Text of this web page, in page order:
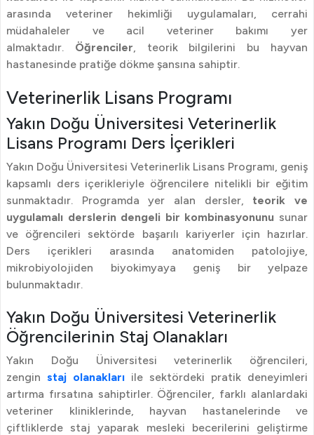
arasında veteriner hekimliği uygulamaları, cerrahi
müdahaleler ve acil veteriner bakımı yer
almaktadır. Öğrenciler, teorik bilgilerini bu hayvan
hastanesinde pratiğe dökme şansına sahiptir.
Veterinerlik Lisans Programı
Yakın Doğu Üniversitesi Veterinerlik
Lisans Programı Ders İçerikleri
Yakın Doğu Üniversitesi Veterinerlik Lisans Programı, geniş
kapsamlı ders içerikleriyle öğrencilere nitelikli bir eğitim
sunmaktadır. Programda yer alan dersler, teorik ve
uygulamalı derslerin dengeli bir kombinasyonunu sunar
ve öğrencileri sektörde başarılı kariyerler için hazırlar.
Ders içerikleri arasında anatomiden patolojiye,
mikrobiyolojiden biyokimyaya geniş bir yelpaze
bulunmaktadır.
Yakın Doğu Üniversitesi Veterinerlik
Öğrencilerinin Staj Olanakları
Yakın Doğu Üniversitesi veterinerlik öğrencileri,
zengin staj olanakları ile sektördeki pratik deneyimleri
artırma fırsatına sahiptirler. Öğrenciler, farklı alanlardaki
veteriner kliniklerinde, hayvan hastanelerinde ve
çiftliklerde staj yaparak mesleki becerilerini geliştirme